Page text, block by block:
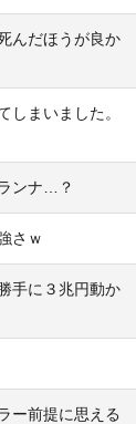
んだほうが良か
しまいました。
ンナ…？
さｗ
手に３兆円動か
ー前提に思える